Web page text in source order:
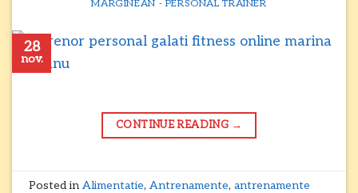
MĂRGINEAN - PERSONAL TRAINER
28
nov.
CONTINUE READING →
Posted inAlimentatie,Antrenamente,antrenamente